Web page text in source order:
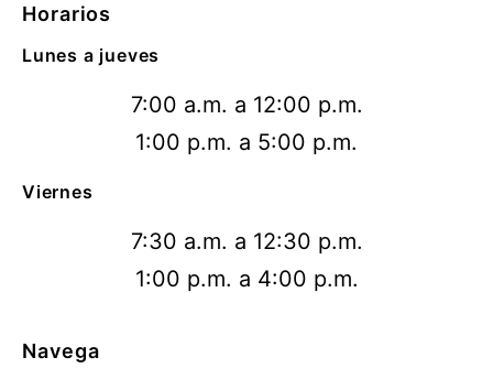
Horarios
Lunes a jueves
7:00 a.m. a 12:00 p.m.
1:00 p.m. a 5:00 p.m.
Viernes
7:30 a.m. a 12:30 p.m.
1:00 p.m. a 4:00 p.m.
Navega